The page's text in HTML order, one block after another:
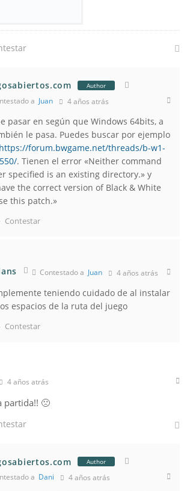
Author
a Juan 4 años atrás
pasar en según que Windows 64bits, a
le pasa. Puedes buscar por ejemplo
https://forum.bwgame.net/threads/b-w1-
. Tienen el error «Neither command
specified is an existing directory.» y
the correct version of Black & White
this patch.»
Contestar
Contestado aJuan 4 años atrás
teniendo cuidado de al instalar
espacios de la ruta del juego
Contestar
4 años atrás
partida!! 🙁
Author
a Dani 4 años atrás